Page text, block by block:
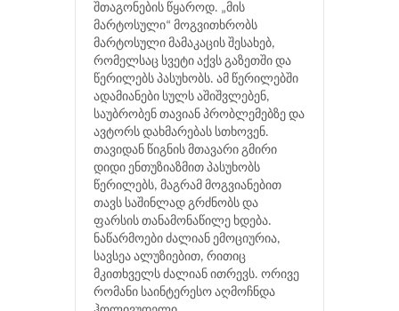
შთაგონების წყაროდ. „მის
მარტოსული“ მოგვითხრობს
მარტოსული მამაკაცის შესახებ,
რომელსაც სვეტი აქვს გაზეთში და
წერილებს პასუხობს. ამ წერილებში
ადამიანები სულს აშიშვლებენ,
საუბრობენ თავიან პრობლემებზე და
ავტორს დახმარებას სთხოვენ.
თავიდან წიგნის მთავარი გმირი
დიდი ენთუზიაზმით პასუხობს
წერილებს, მაგრამ მოგვიანებით
თავს საშინლად გრძნობს და
ფარსის თანამონაწილე ხდება.
ნაწარმოები ძალიან ემოციურია,
სავსეა ალუზიებით, რითიც
მკითხველს ძალიან ითრევს. ორივე
რომანი საინტერესო აღმოჩნდა